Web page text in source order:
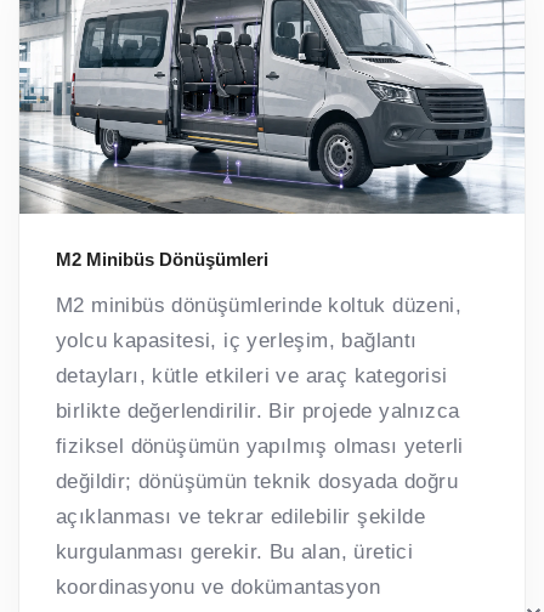
M2 Minibüs Dönüşümleri
M2 minibüs dönüşümlerinde koltuk düzeni,
yolcu kapasitesi, iç yerleşim, bağlantı
detayları, kütle etkileri ve araç kategorisi
birlikte değerlendirilir. Bir projede yalnızca
fiziksel dönüşümün yapılmış olması yeterli
değildir; dönüşümün teknik dosyada doğru
açıklanması ve tekrar edilebilir şekilde
kurgulanması gerekir. Bu alan, üretici
koordinasyonu ve dokümantasyon